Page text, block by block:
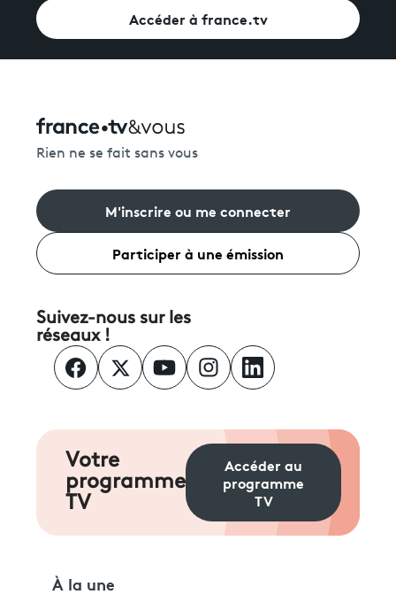
Accéder à france.tv
Rien ne se fait sans vous
M'inscrire ou me connecter
Participer à une émission
Suivez-nous sur les
réseaux !
Votre
programme
TV
Accéder au
programme
TV
À la une